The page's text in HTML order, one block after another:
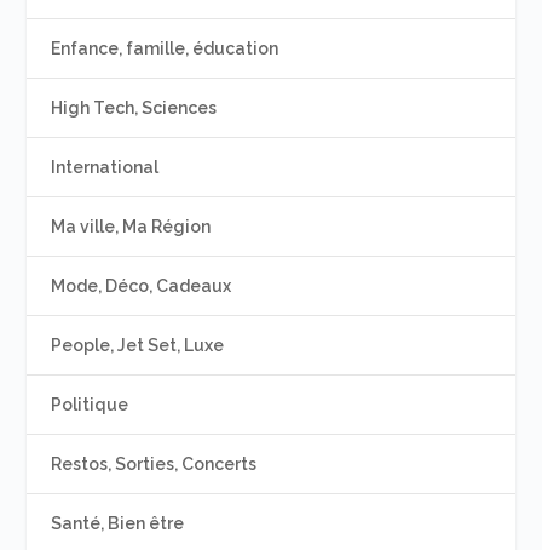
Enfance, famille, éducation
High Tech, Sciences
International
Ma ville, Ma Région
Mode, Déco, Cadeaux
People, Jet Set, Luxe
Politique
Restos, Sorties, Concerts
Santé, Bien être